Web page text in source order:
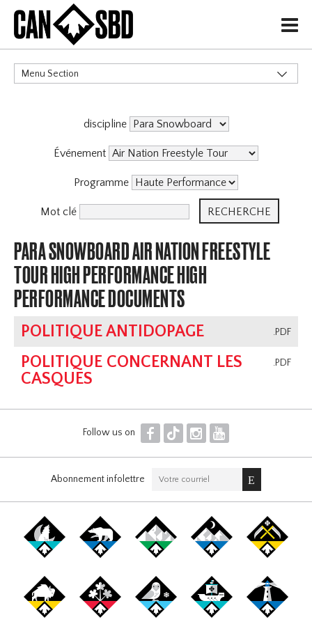
H
Menu Section
discipline
Événement
Programme
Mot clé
PARA SNOWBOARD AIR NATION FREESTYLE
TOUR HIGH PERFORMANCE HIGH
PERFORMANCE DOCUMENTS
.PDF
POLITIQUE ANTIDOPAGE
.PDF
POLITIQUE CONCERNANT LES
CASQUES
Follow us on F T I Y
Abonnement infolettre